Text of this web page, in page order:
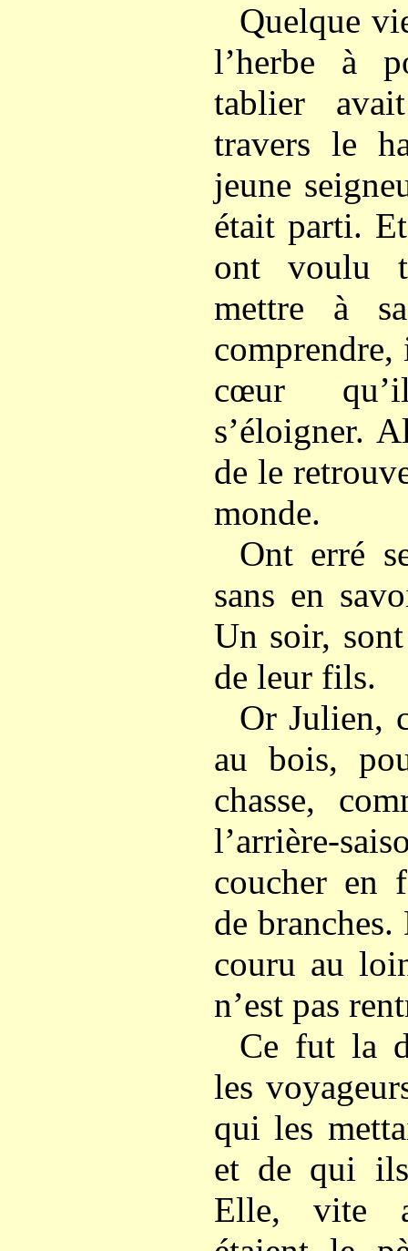
Quelque
l’herbe à
tablier
travers le
jeune
était parti.
ont voulu
mettre à
cœur
s’éloigner.
de le
monde.
Ont erré
sans en
Un soir,
de leur fils.
Or Julien,
au bois,
chasse,
l’arrière-
coucher en
de
couru au
n’est pas
Ce fut la
les
qui les
et de qui
Elle, vite